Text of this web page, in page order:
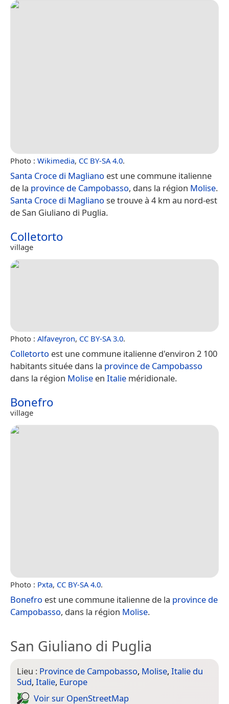
Photo : Wikimedia, CC BY-SA 4.0.
Santa Croce di Magliano est une commune italienne
de la province de Campobasso, dans la région Molise.
Santa Croce di Magliano se trouve à 4 km au nord-est
de San Giuliano di Puglia.
Colletorto
village
Photo : Alfaveyron, CC BY-SA 3.0.
Colletorto est une commune italienne d'environ 2 100
habitants située dans la province de Campobasso
dans la région Molise en Italie méridionale.
Bonefro
village
Photo : Pxta, CC BY-SA 4.0.
Bonefro est une commune italienne de la province de
Campobasso, dans la région Molise.
San Giuliano di Puglia
Lieu : Province de Campobasso, Molise, Italie du
Sud, Italie, Europe
Voir sur Open­Street­Map